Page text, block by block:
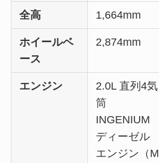
全高 1,664mm
ホイールベ
ース
2,874mm
エンジン
2.0L 直列4気
筒
INGENIUM
ディーゼル
エンジン（M